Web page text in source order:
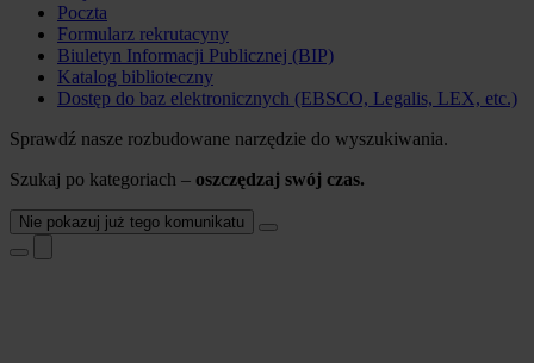
Poczta
Formularz rekrutacyny
Biuletyn Informacji Publicznej (BIP)
Katalog biblioteczny
Dostęp do baz elektronicznych (EBSCO, Legalis, LEX, etc.)
Sprawdź nasze rozbudowane narzędzie do wyszukiwania.
Szukaj po kategoriach – oszczędzaj swój czas.
Nie pokazuj już tego komunikatu